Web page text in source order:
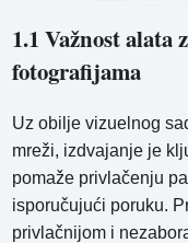
1.1 Važnost alata
fotografijama
Uz obilje vizuelnog
mreži, izdvajanje je
pomaže privlačenju
isporučujući poruku.
privlačnijom i